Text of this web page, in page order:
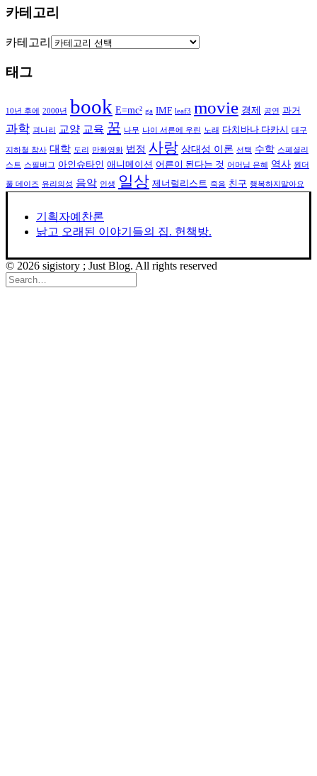
카테고리
카테고리
태그
10년 후에 2000년 book E=mc² ga IMF leaf3 movie 경제 공연 과거
과학 괴나리 교양 교육 꿈 나무 나이 서른에 우린 노래 다치바나 다카시 대구
지하철 참사 대학 도리 만화영화 법정 사랑 상대성 이론 선택 수학 스페셜리
스트
스필버그 아인슈타인 애니메이션 어른이 된다는 것 어머님 은혜 역사 원더
풀 데이즈 유리의성 음악 인생 일상 제너럴리스트 죽음 친구 행복하지말아요
기획자예찬론
낡고 오래된 이야기들의 집. 헌책방.
© 2026 sigistory ; Just Blog. All rights reserved